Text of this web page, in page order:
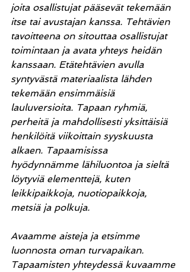
joita osallistujat pääsevät tekemään
itse tai avustajan kanssa. Tehtävien
tavoitteena on sitouttaa osallistujat
toimintaan ja avata yhteys heidän
kanssaan. Etätehtävien avulla
syntyvästä materiaalista lähden
tekemään ensimmäisiä
lauluversioita. Tapaan ryhmiä,
perheitä ja mahdollisesti yksittäisiä
henkilöitä viikoittain syyskuusta
alkaen. Tapaamisissa
hyödynnämme lähiluontoa ja sieltä
löytyviä elementtejä, kuten
leikkipaikkoja, nuotiopaikkoja,
metsiä ja polkuja.
Avaamme aisteja ja etsimme
luonnosta oman turvapaikan.
Tapaamisten yhteydessä kuvaamme